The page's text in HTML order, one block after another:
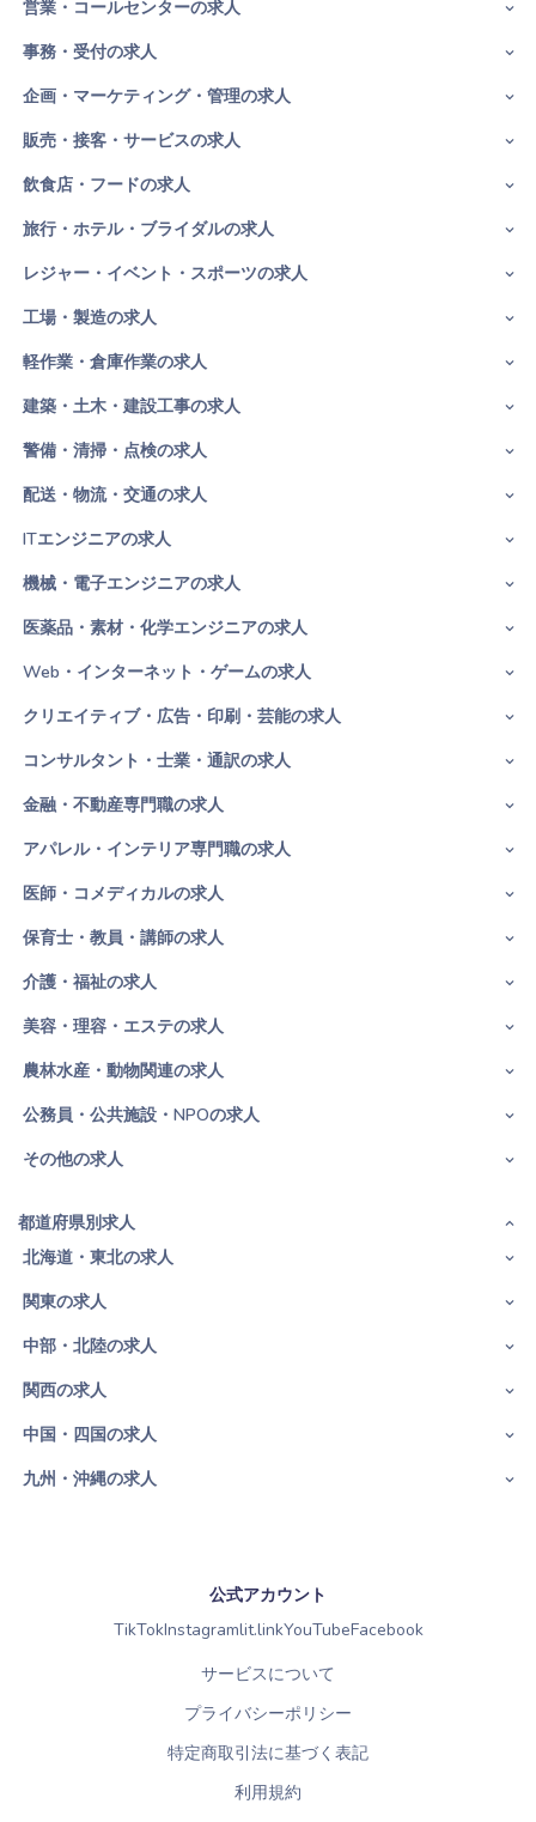
営業・コールセンターの求人
事務・受付の求人
企画・マーケティング・管理の求人
販売・接客・サービスの求人
飲食店・フードの求人
旅行・ホテル・ブライダルの求人
レジャー・イベント・スポーツの求人
工場・製造の求人
軽作業・倉庫作業の求人
建築・土木・建設工事の求人
警備・清掃・点検の求人
配送・物流・交通の求人
ITエンジニアの求人
機械・電子エンジニアの求人
医薬品・素材・化学エンジニアの求人
Web・インターネット・ゲームの求人
クリエイティブ・広告・印刷・芸能の求人
コンサルタント・士業・通訳の求人
金融・不動産専門職の求人
アパレル・インテリア専門職の求人
医師・コメディカルの求人
保育士・教員・講師の求人
介護・福祉の求人
美容・理容・エステの求人
農林水産・動物関連の求人
公務員・公共施設・NPOの求人
その他の求人
都道府県別求人
北海道・東北の求人
関東の求人
中部・北陸の求人
関西の求人
中国・四国の求人
九州・沖縄の求人
公式アカウント
TikTokInstagramlit.linkYouTubeFacebook
サービスについて
プライバシーポリシー
特定商取引法に基づく表記
利用規約